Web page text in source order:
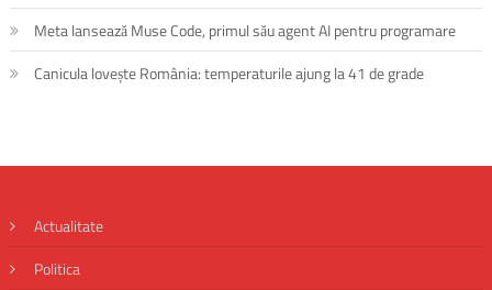
Meta lansează Muse Code, primul său agent AI pentru programare
Canicula lovește România: temperaturile ajung la 41 de grade
Actualitate
Politica